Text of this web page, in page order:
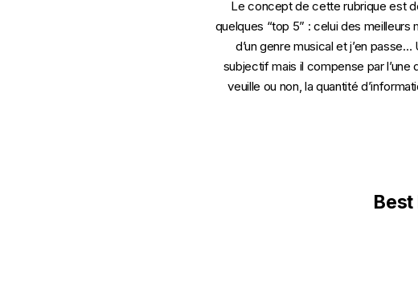
Le concept de cette rubrique est
quelques “top 5” : celui des meilleurs
d’un genre musical et j’en
subjectif mais il compense par l’une
veuille ou non, la quantité
Best